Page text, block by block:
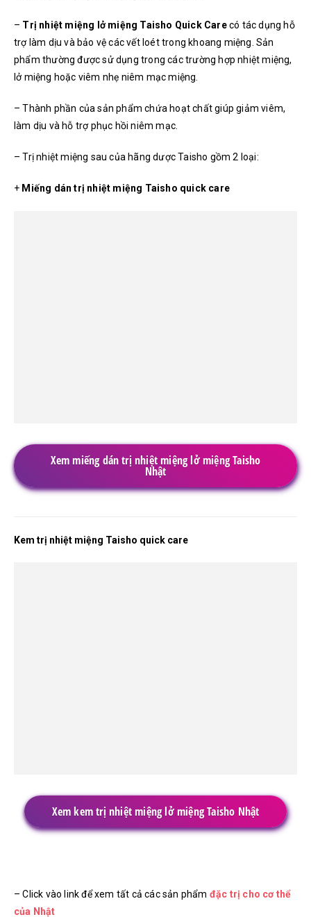
– Trị nhiệt miệng lở miệng Taisho Quick Carecó tác dụng hỗ
trợ làm dịu và bảo vệ các vết loét trong khoang miệng. Sản
phẩm thường được sử dụng trong các trường hợp nhiệt miệng,
lở miệng hoặc viêm nhẹ niêm mạc miệng.
– Thành phần của sản phẩm chứa hoạt chất giúp giảm viêm,
làm dịu và hỗ trợ phục hồi niêm mạc.
– Trị nhiệt miệng sau của hãng dược Taisho gồm 2 loại:
+ Miếng dán trị nhiệt miệng Taisho quick care
Xem miếng dán trị nhiệt miệng lở miệng Taisho
Nhật
Kem trị nhiệt miệng Taisho quick care
Xem kem trị nhiệt miệng lở miệng Taisho Nhật
– Click vào link để xem tất cả các sản phẩm đặc trị cho cơ thể
của Nhật